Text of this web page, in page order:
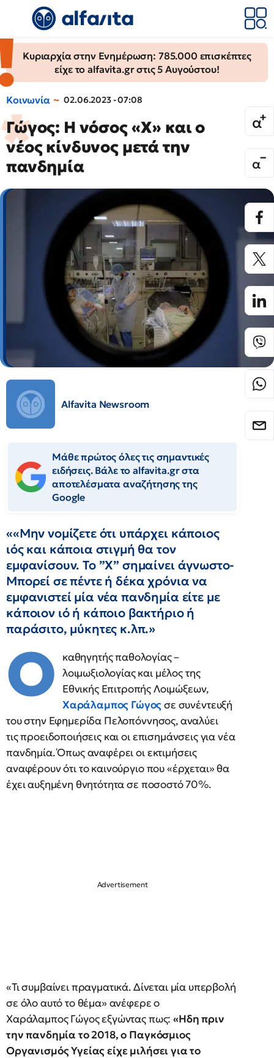
Κυριαρχία στην Ενημέρωση: 785.000 επισκέπτες
είχε το alfavita.gr στις 5 Αυγούστου!
Κοινωνία 02.06.2023 - 07:08
Γώγος: Η νόσος «Χ» και ο
νέος κίνδυνος μετά την
πανδημία
Alfavita Newsroom
Μάθε πρώτος όλες τις σημαντικές
ειδήσεις. Βάλε το alfavita.gr στα
αποτελέσματα αναζήτησης της
Google
««Μην νομίζετε ότι υπάρχει κάποιος
ιός και κάποια στιγμή θα τον
εμφανίσουν. Το ”Χ” σημαίνει άγνωστο-
Μπορεί σε πέντε ή δέκα χρόνια να
εμφανιστεί μία νέα πανδημία είτε με
κάποιον ιό ή κάποιο βακτήριο ή
παράσιτο, μύκητες κ.λπ.»
O
καθηγητής παθολογίας –
λοιμωξιολογίας και μέλος της
Εθνικής Επιτροπής Λοιμώξεων,
Χαράλαμπος Γώγοςσε συνέντευξή
του στην Εφημερίδα Πελοπόννησος, αναλύει
τις προειδοποιήσεις και οι επισημάνσεις για νέα
πανδημία. Όπως αναφέρει οι εκτιμήσεις
αναφέρουν ότι το καινούργιο που «έρχεται» θα
έχει αυξημένη θνητότητα σε ποσοστό 70%.
«Τι συμβαίνει πραγματικά. Δίνεται μία υπερβολή
σε όλο αυτό το θέμα» ανέφερε ο
Χαράλαμπος Γώγος εξγώντας πως: «Ηδη πριν
την πανδημία το 2018, ο Παγκόσμιος
Οργανισμός Υγείας είχε μιλήσει για το